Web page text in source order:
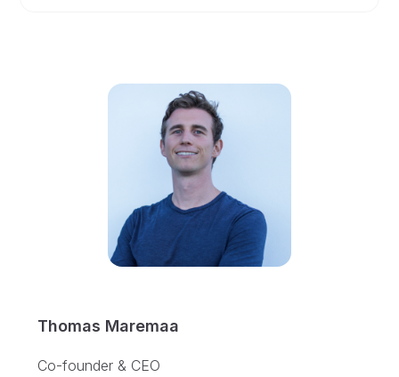
Thomas Maremaa
Co-founder & CEO